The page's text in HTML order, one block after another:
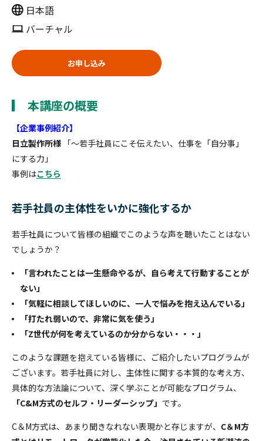
日本語
バーチャル
お申し込み
本講座の概要
【企業事例紹介】
日立製作所様 「～若手社員にこそ伝えたい、仕事を「自分事」
にする力」
事例はこちら
若手社員の主体性をいかに強化するか
若手社員について皆様の組織でこのような声を聴いたことはない
でしょうか？
「言われたことは一生懸命やるが、自ら考えて行動することが
ない」
「気軽に相談してほしいのに、一人で悩みを抱え込んでいる」
「打たれ弱いので、非常に気を使う」
「Z世代が何を考えているのか分からない・・・」
このような課題を抱えている皆様に、ご紹介したいプログラムが
ございます。若手社員に対し、主体性に関する本質的な考え方、
具体的な方法論について、深く学ぶことが可能なプログラム、
「C&M方式のセルフ・リーダーシップ」 です。
C＆M方式は、あまり聞きなれない表現かと存じますが、 C＆M方